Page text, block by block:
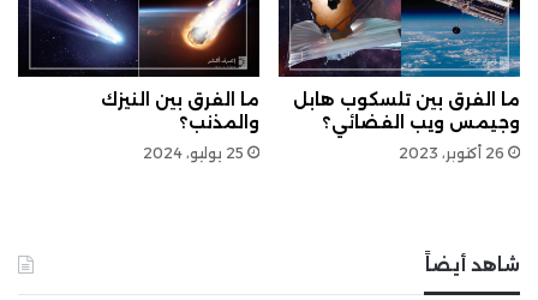
ما الفرق بين تلسكوب هابل
وجيمس ويب الفضائي؟
26 أكتوبر، 2023
ما الفرق بين النيزك
والمذنب؟
25 يوليو، 2024
شاهد أيضاً